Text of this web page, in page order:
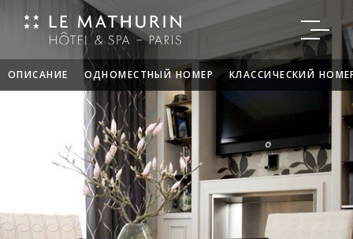
ОПИСАНИЕ ОДНОМЕСТНЫЙ НОМЕР КЛАССИЧЕСКИЙ